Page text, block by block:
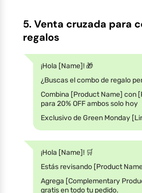
5. Venta cruzada para
regalos
¡Hola [Name]! 🎁
¿Buscas el combo de regalo
Combina [Product Name] con
para 20% OFF ambos solo hoy
Exclusivo de Green Monday
¡Hola [Name]! 🛒
Estás revisando [Product
Agrega [Complementary
gratis en todo tu pedido.